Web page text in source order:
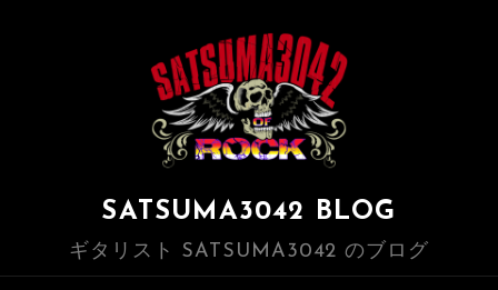
SATSUMA3042 BLOG
ギタリスト SATSUMA3042 のブログ